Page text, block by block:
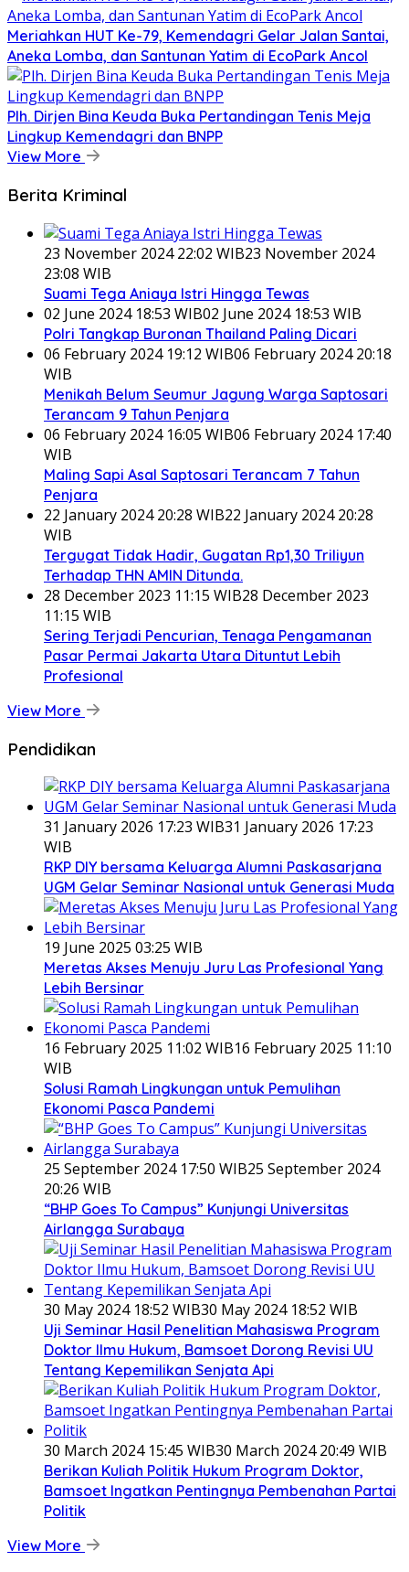
Meriahkan HUT Ke-79, Kemendagri Gelar Jalan Santai,
Aneka Lomba, dan Santunan Yatim di EcoPark Ancol
Plh. Dirjen Bina Keuda Buka Pertandingan Tenis Meja
Lingkup Kemendagri dan BNPP
View More
Berita Kriminal
23 November 2024 22:02 WIB23 November 2024
23:08 WIB
Suami Tega Aniaya Istri Hingga Tewas
02 June 2024 18:53 WIB02 June 2024 18:53 WIB
Polri Tangkap Buronan Thailand Paling Dicari
06 February 2024 19:12 WIB06 February 2024 20:18
WIB
Menikah Belum Seumur Jagung Warga Saptosari
Terancam 9 Tahun Penjara
06 February 2024 16:05 WIB06 February 2024 17:40
WIB
Maling Sapi Asal Saptosari Terancam 7 Tahun
Penjara
22 January 2024 20:28 WIB22 January 2024 20:28
WIB
Tergugat Tidak Hadir, Gugatan Rp1,30 Triliyun
Terhadap THN AMIN Ditunda.
28 December 2023 11:15 WIB28 December 2023
11:15 WIB
Sering Terjadi Pencurian, Tenaga Pengamanan
Pasar Permai Jakarta Utara Dituntut Lebih
Profesional
View More
Pendidikan
31 January 2026 17:23 WIB31 January 2026 17:23
WIB
RKP DIY bersama Keluarga Alumni Paskasarjana
UGM Gelar Seminar Nasional untuk Generasi Muda
19 June 2025 03:25 WIB
Meretas Akses Menuju Juru Las Profesional Yang
Lebih Bersinar
16 February 2025 11:02 WIB16 February 2025 11:10
WIB
Solusi Ramah Lingkungan untuk Pemulihan
Ekonomi Pasca Pandemi
25 September 2024 17:50 WIB25 September 2024
20:26 WIB
“BHP Goes To Campus” Kunjungi Universitas
Airlangga Surabaya
30 May 2024 18:52 WIB30 May 2024 18:52 WIB
Uji Seminar Hasil Penelitian Mahasiswa Program
Doktor Ilmu Hukum, Bamsoet Dorong Revisi UU
Tentang Kepemilikan Senjata Api
30 March 2024 15:45 WIB30 March 2024 20:49 WIB
Berikan Kuliah Politik Hukum Program Doktor,
Bamsoet Ingatkan Pentingnya Pembenahan Partai
Politik
View More